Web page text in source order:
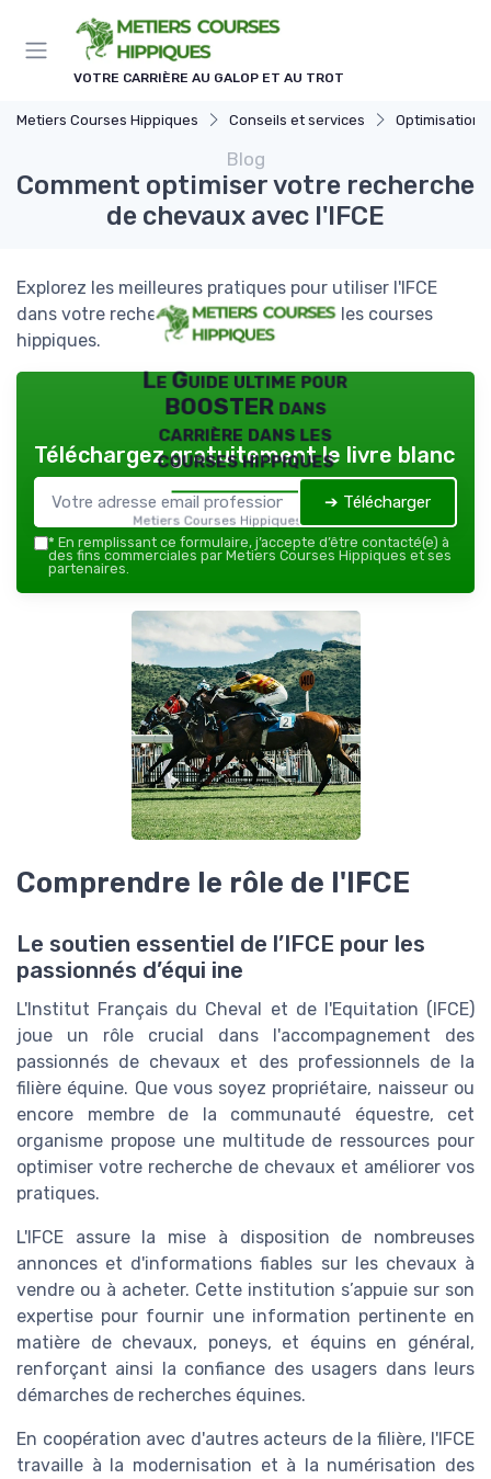
VOTRE CARRIÈRE AU GALOP ET AU TROT
Metiers Courses Hippiques Conseils et services Optimisation
Blog
Comment optimiser votre recherche
de chevaux avec l'IFCE
Explorez les meilleures pratiques pour utiliser l'IFCE
dans votre recherche de chevaux pour les courses
hippiques.
Le Guide ultime pour
BOOSTER dans
carrière dans les
courses hippiques
Metiers Courses Hippiques — 2026
Téléchargez gratuitement le livre blanc
➔ Télécharger
* En remplissant ce formulaire, j’accepte d’être contacté(e) à
des fins commerciales par Metiers Courses Hippiques et ses
partenaires.
Comprendre le rôle de l'IFCE
Le soutien essentiel de l’IFCE pour les
passionnés d’équi ine
L'Institut Français du Cheval et de l'Equitation (IFCE)
joue un rôle crucial dans l'accompagnement des
passionnés de chevaux et des professionnels de la
filière équine. Que vous soyez propriétaire, naisseur ou
encore membre de la communauté équestre, cet
organisme propose une multitude de ressources pour
optimiser votre recherche de chevaux et améliorer vos
pratiques.
L'IFCE assure la mise à disposition de nombreuses
annonces et d'informations fiables sur les chevaux à
vendre ou à acheter. Cette institution s’appuie sur son
expertise pour fournir une information pertinente en
matière de chevaux, poneys, et équins en général,
renforçant ainsi la confiance des usagers dans leurs
démarches de recherches équines.
En coopération avec d'autres acteurs de la filière, l'IFCE
travaille à la modernisation et à la numérisation des
Panneau de gestion des cookies